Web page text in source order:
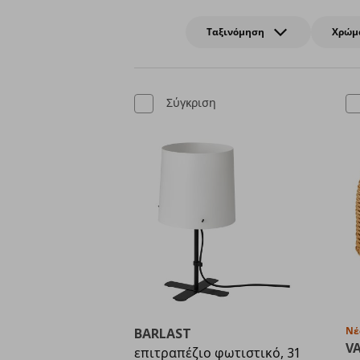
Ταξινόμηση
Σύγκριση
BARLAST
επιτραπέζιο φωτιστικό, 31